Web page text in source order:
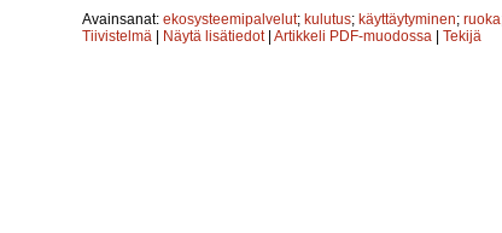
Avainsanat: ekosysteemipalvelut; kulutus; käyttäytyminen; ruoka
Tiivistelmä | Näytä lisätiedot | Artikkeli PDF-muodossa | Tekijä